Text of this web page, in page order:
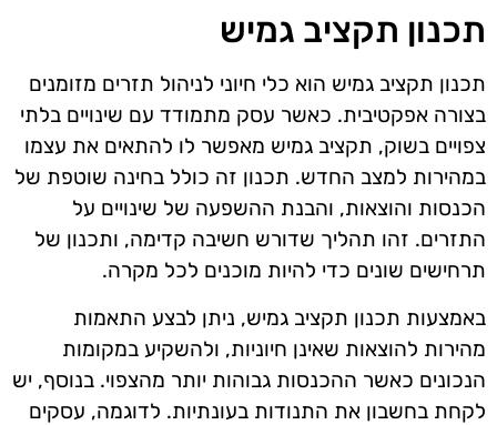
תכנון תקציב גמיש
תכנון תקציב גמיש הוא כלי חיוני לניהול תזרים מזומנים
בצורה אפקטיבית. כאשר עסק מתמודד עם שינויים בלתי
צפויים בשוק, תקציב גמיש מאפשר לו להתאים את עצמו
במהירות למצב החדש. תכנון זה כולל בחינה שוטפת של
הכנסות והוצאות, והבנת ההשפעה של שינויים על
התזרים. זהו תהליך שדורש חשיבה קדימה, ותכנון של
תרחישים שונים כדי להיות מוכנים לכל מקרה.
באמצעות תכנון תקציב גמיש, ניתן לבצע התאמות
מהירות להוצאות שאינן חיוניות, ולהשקיע במקומות
הנכונים כאשר ההכנסות גבוהות יותר מהצפוי. בנוסף, יש
לקחת בחשבון את התנודות בעונתיות. לדוגמה, עסקים